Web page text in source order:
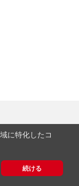
に特化したコ
続ける